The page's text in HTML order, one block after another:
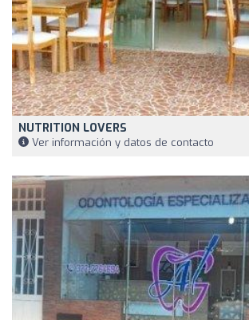
NUTRITION LOVERS
Ver información y datos de contacto